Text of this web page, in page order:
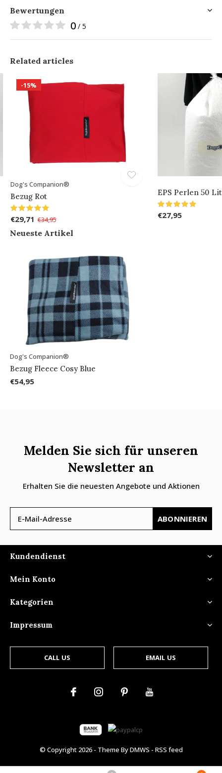
Bewertungen
0 / 5
Related articles
-15%
Dog's Companion®
Bezug Rot
€29,71 €34,95
EPS Perlen 50
€27,95
Neueste Artikel
Dog's Companion®
Bezug Fleece Cosy Blue
€54,95
Melden Sie sich für unseren
Newsletter an
Erhalten Sie die neuesten Angebote und Aktionen
ABONNIEREN
Kundendienst
Mein Konto
Kategorien
Impressum
CALL US EMAIL US
© Copyright 2026- Theme ByDMWS - RSS feed